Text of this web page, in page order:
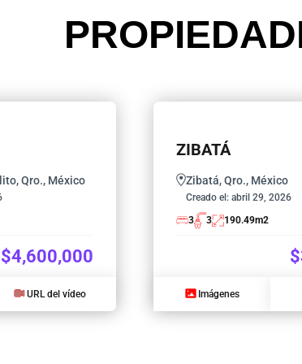
Qro., México
$4,600,000
URL del vídeo
ZIBATÁ
Zibatá, Qro., México
Creado el:abril 29, 2026
3
3 190.49m2
Imágenes